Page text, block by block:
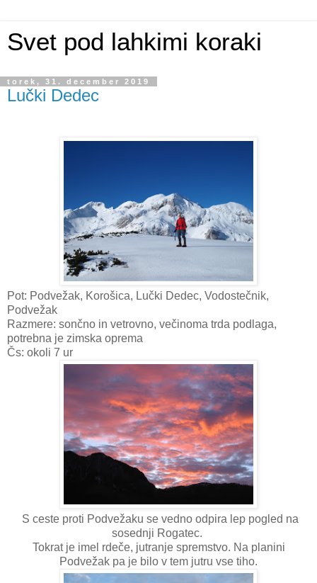
Svet pod lahkimi koraki
torek, 31. december 2019
Lučki Dedec
Pot: Podvežak, Korošica, Lučki Dedec, Vodostečnik,
Podvežak
Razmere: sončno in vetrovno, večinoma trda podlaga,
potrebna je zimska oprema
Čs: okoli 7 ur
S ceste proti Podvežaku se vedno odpira lep pogled na
sosednji Rogatec.
Tokrat je imel rdeče, jutranje spremstvo. Na planini
Podvežak pa je bilo v tem jutru vse tiho.